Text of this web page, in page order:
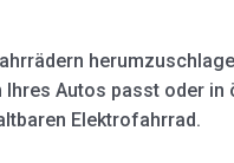
Autos passt oder
Elektrofahrrad.